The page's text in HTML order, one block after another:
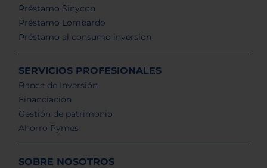
Préstamo Sinycon
Préstamo Lombardo
Préstamo al consumo inversion
SERVICIOS PROFESIONALES
Banca de Inversión
Financiación
Gestión de patrimonio
Ahorro Pymes
SOBRE NOSOTROS